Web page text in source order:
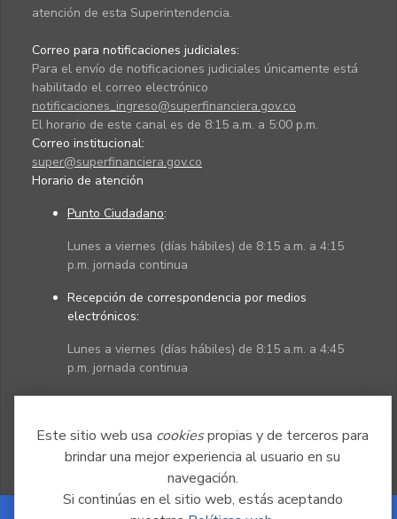
Este sitio web usa cookiespropias y de terceros para
brindar una mejor experiencia al usuario en su
navegación.
Si continúas en el sitio web, estás aceptando
atención de esta Superintendencia.
Correo para notificaciones judiciales:
Para el envío de notificaciones judiciales únicamente está
habilitado el correo electrónico
notificaciones_ingreso@superfinanciera.gov.co
El horario de este canal es de 8:15 a.m. a 5:00 p.m.
Correo institucional:
super@superfinanciera.gov.co
Horario de atención
Punto Ciudadano:
Lunes a viernes (días hábiles) de 8:15 a.m. a 4:15
p.m. jornada continua
Recepción de correspondencia por medios
electrónicos:
Lunes a viernes (días hábiles) de 8:15 a.m. a 4:45
p.m. jornada continua